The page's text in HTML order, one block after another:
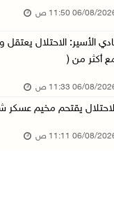
الاحتلال يعتقل طفلا
06/آب/2026 09:51 ص
06/آب/2026 09:48 ص
الذهب عند أعلى مستوى له في 7
06/آب/2026 09:41 ص
08/2026 11:50 ص
الأسير: الاحتلال يعتقل
أكثر من (
08/2026 11:33 ص
يقتحم مخيم عسكر
08/2026 11:11 ص